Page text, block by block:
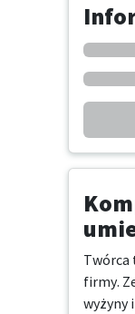
Twórca
firmy.
wyżyny